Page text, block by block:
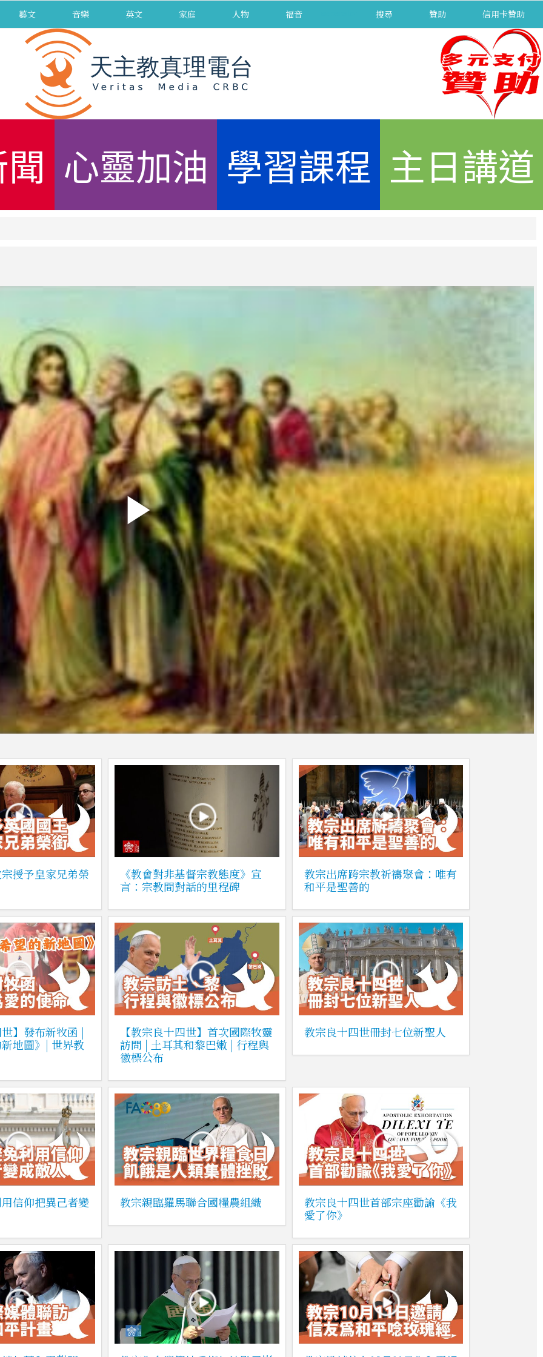
藝文 音樂 英文 家庭 人物 福音 搜尋 贊助 信用卡贊助
心靈加油 學習課程 主日講道
授予皇家兄弟榮
《教會對非基督宗教態度》宣
言：宗教間對話的里程碑
教宗出席跨宗教祈禱聚會：唯有
和平是聖善的
】發布新牧函 |
地圖》| 世界教
【教宗良十四世】首次國際牧靈
訪問 | 土耳其和黎巴嫩 | 行程與
徽標公布
教宗良十四世冊封七位新聖人
信仰把異己者變 教宗親臨羅馬聯合國糧農組織
教宗良十四世首部宗座勸諭《我
愛了你》